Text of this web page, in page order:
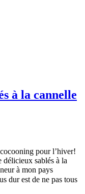
à la cannelle
pour l’hiver!
sablés à la
à mon pays
dur est de ne pas tous